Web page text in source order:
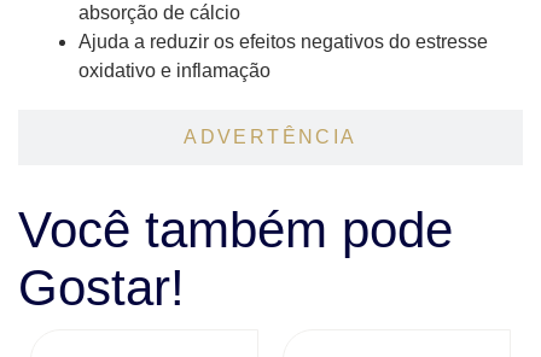
ADVERTÊNCIA
absorção de cálcio
Ajuda a reduzir os efeitos negativos do estresse
oxidativo e inflamação
Você também pode
Gostar!